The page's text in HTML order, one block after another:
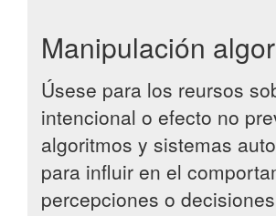
Manipulación
Úsese para los reursos
intencional o efecto no
algoritmos y sistemas
para influir en el
percepciones o